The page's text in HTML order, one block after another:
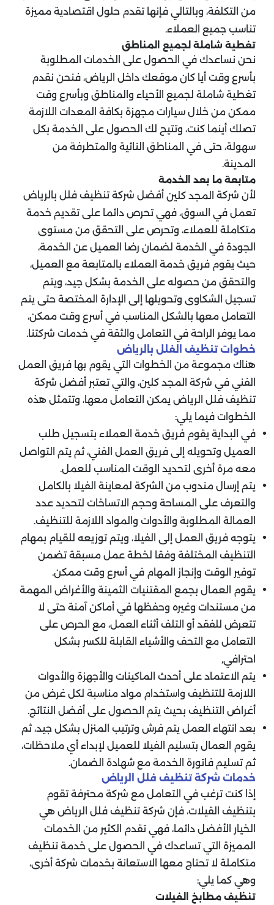
من التكلفة، وبالتالي فإنها تقدم حلول اقتصادية مميزة
تناسب جميع العملاء.
تغطية شاملة لجميع المناطق
نحن نساعدك في الحصول على الخدمات المطلوبة
بأسرع وقت أيا كان موقعك داخل الرياض، فنحن نقدم
تغطية شاملة لجميع الأحياء والمناطق وبأسرع وقت
ممكن من خلال سيارات مجهزة بكافة المعدات اللازمة
تصلك أينما كنت، وتتيح لك الحصول على الخدمة بكل
سهولة، حتى في المناطق النائية والمتطرفة من
المدينة.
متابعة ما بعد الخدمة
لأن شركة المجد كلين أفضل شركة تنظيف فلل بالرياض
تعمل في السوق، فهي تحرص دائما على تقديم خدمة
متكاملة للعملاء، وتحرص على التحقق من مستوى
الجودة في الخدمة لضمان رضا العميل عن الخدمة،
حيث يقوم فريق خدمة العملاء بالمتابعة مع العميل،
والتحقق من حصوله على الخدمة بشكل جيد، ويتم
تسجيل الشكاوى وتحويلها إلى الإدارة المختصة حتى يتم
التعامل معها بالشكل المناسب في أسرع وقت ممكن،
مما يوفر الراحة في التعامل والثقة في خدمات شركتنا.
خطوات تنظيف الفلل بالرياض
هناك مجموعة من الخطوات التي يقوم بها فريق العمل
الفني في شركة المجد كلين، والتي تعتبر أفضل شركة
تنظيف فلل الرياض يمكن التعامل معها، وتتمثل هذه
الخطوات فيما يلي:
في البداية يقوم فريق خدمة العملاء بتسجيل طلب
العميل وتحويله إلى فريق العمل الفني، ثم يتم التواصل
معه مرة أخرى لتحديد الوقت المناسب للعمل.
يتم إرسال مندوب من الشركة لمعاينة الفيلا بالكامل
والتعرف على المساحة وحجم الاتساخات لتحديد عدد
العمالة المطلوبة والأدوات والمواد اللازمة للتنظيف.
يتوجه فريق العمل إلى الفيلا، ويتم توزيعه للقيام بمهام
التنظيف المختلفة وفقا لخطة عمل مسبقة تضمن
توفير الوقت وإنجاز المهام في أسرع وقت ممكن.
يقوم العمال بجمع المقتنيات الثمينة والأغراض المهمة
من مستندات وغيره وحفظها في أماكن آمنة حتى لا
تتعرض للفقد أو التلف أثناء العمل، مع الحرص على
التعامل مع التحف والأشياء القابلة للكسر بشكل
احترافي,
يتم الاعتماد على أحدث الماكينات والأجهزة والأدوات
اللازمة للتنظيف واستخدام مواد مناسبة لكل غرض من
أغراض التنظيف بحيث يتم الحصول على أفضل النتائج.
بعد انتهاء العمل يتم فرش وترتيب المنزل بشكل جيد، ثم
يقوم العمال بتسليم الفيلا للعميل لإبداء أي ملاحظات،
ثم تسليم فاتورة الخدمة مع شهادة الضمان.
خدمات شركة تنظيف فلل الرياض
إذا كنت ترغب في التعامل مع شركة محترفة تقوم
بتنظيف القيلات، فإن شركة تنظيف فلل الرياض هي
الخيار الأفضل دائما، فهي تقدم الكثير من الخدمات
المميزة التي تساعدك في الحصول على خدمة تنظيف
متكاملة لا تحتاج معها الاستعانة بخدمات شركة أخرى،
وهي كما يلي:
تنظيف مطابخ الفيلات